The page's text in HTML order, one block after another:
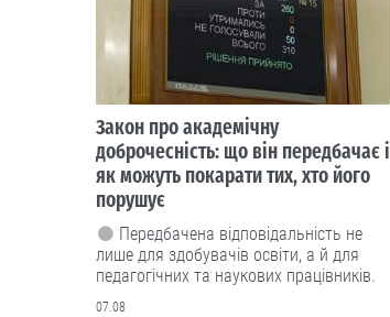
Закон про академічну
доброчесність: що він передбачає і
як можуть покарати тих, хто його
порушує
Передбачена відповідальність не
лише для здобувачів освіти, а й для
педагогічних та наукових працівників.
07.08